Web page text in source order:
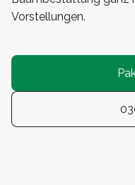
Vorstellungen.